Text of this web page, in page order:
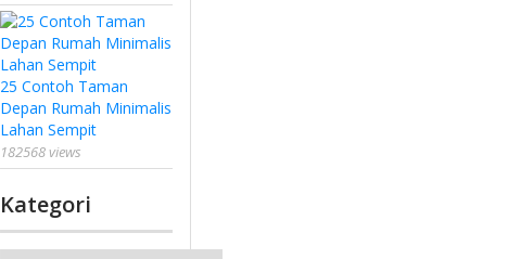
25 Contoh Taman
Depan Rumah Minimalis
Lahan Sempit
182568 views
Kategori